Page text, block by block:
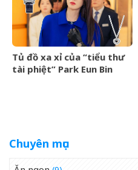
Tủ đồ xa xỉ của “tiểu thư
tài phiệt” Park Eun Bin
Chuyên mục